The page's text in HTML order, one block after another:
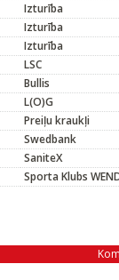
Izturība
Izturība
Izturība
LSC
Bullis
L(O)G
Preiļu kraukļi
Swedbank
SaniteX
Sporta Klubs